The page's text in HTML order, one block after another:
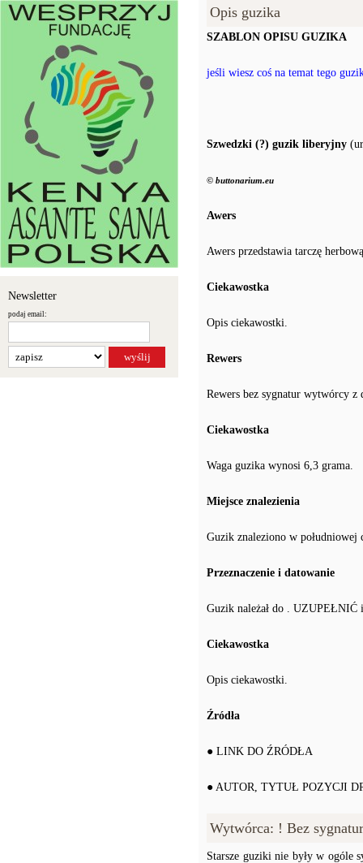
Newsletter
podaj email:
Opis guzika
SZABLON OPISU GUZIKA
jeśli wiesz coś na temat tego
Szwedzki (?) guzik liberyjny
© buttonarium.eu
Awers
Awers przedstawia tarczę
Ciekawostka
Opis ciekawostki.
Rewers
Rewers bez sygnatur wytwórcy
Ciekawostka
Waga guzika wynosi 6,3 grama.
Miejsce znalezienia
Guzik znaleziono w
Przeznaczenie i datowanie
Guzik należał do .
Ciekawostka
Opis ciekawostki.
Źródła
● LINK DO ŹRÓDŁA
● AUTOR, TYTUŁ POZYCJI
Wytwórca: ! Bez
Starsze guziki nie były w ogóle